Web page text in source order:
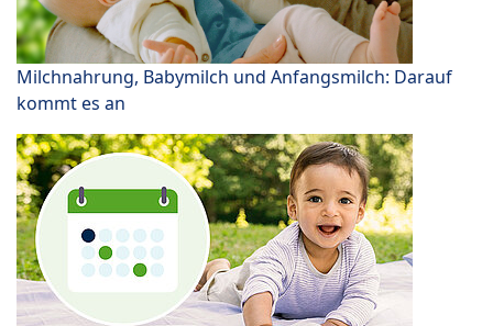
Milchnahrung, Babymilch und Anfangsmilch: Darauf
kommt es an